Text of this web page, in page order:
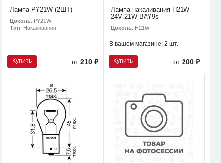
Лампа PY21W (2ШТ)
Цоколь: PY21W
Тип: Накаливания
Купить от210 ₽
Лампа накаливания H21W
24V 21W BAY9s
Цоколь: H21W
В вашем магазине: 2 шт.
Купить от200 ₽